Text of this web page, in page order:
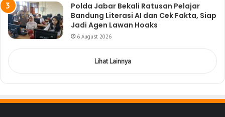
Polda Jabar Bekali Ratusan Pelajar
Bandung Literasi AI dan Cek Fakta, Siap
Jadi Agen Lawan Hoaks
6 August 2026
Lihat Lainnya